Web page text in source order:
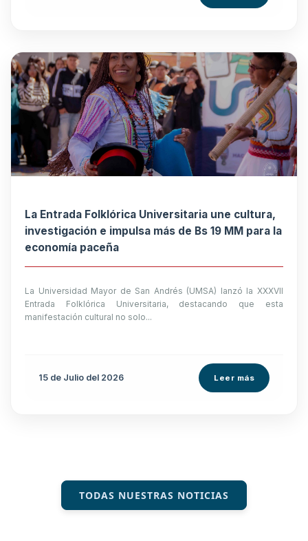
La Entrada Folklórica Universitaria une cultura,
investigación e impulsa más de Bs 19 MM para la
economía paceña
La Universidad Mayor de San Andrés (UMSA) lanzó la XXXVII
Entrada Folklórica Universitaria, destacando que esta
manifestación cultural no solo...
15 de Julio del 2026 Leer más
TODAS NUESTRAS NOTICIAS